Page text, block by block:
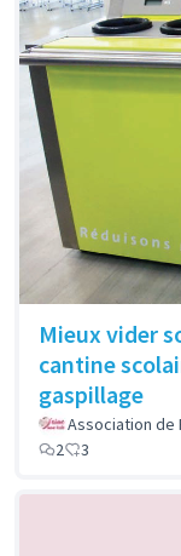
Mieux vider
cantine
gaspillage
Association de
2
3